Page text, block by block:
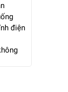
điện